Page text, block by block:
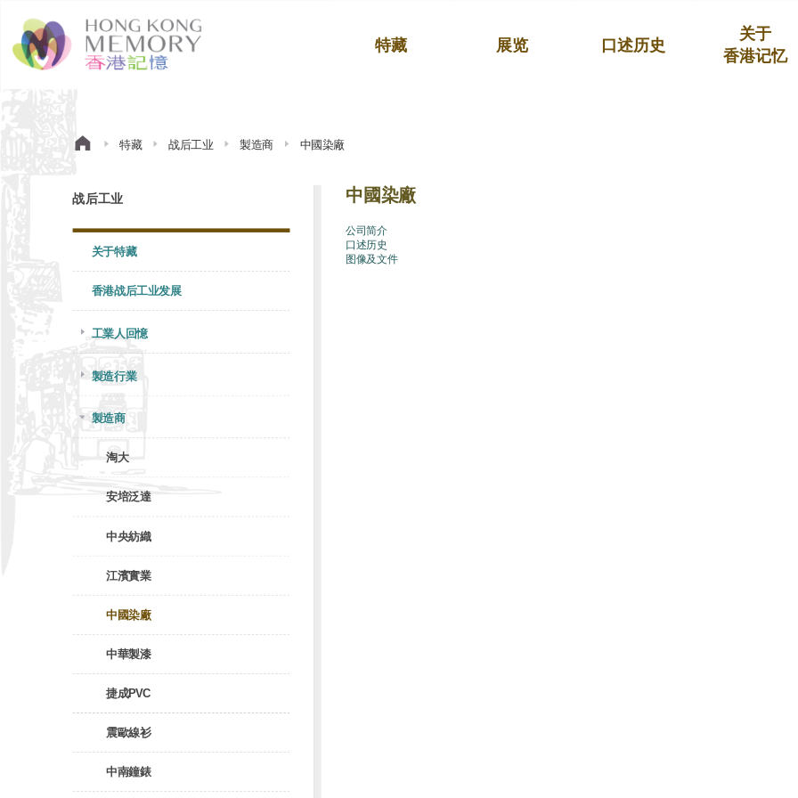
特藏 展览 口述历史
关于
香港记忆
特藏 战后工业 製造商 中國染廠
战后工业
关于特藏
香港战后工业发展
工業人回憶
製造行業
製造商
淘大
安培泛達
中央紡織
江濱實業
中國染廠
中華製漆
捷成PVC
震歐線衫
中南鐘錶
中國染廠
公司简介
口述历史
图像及文件